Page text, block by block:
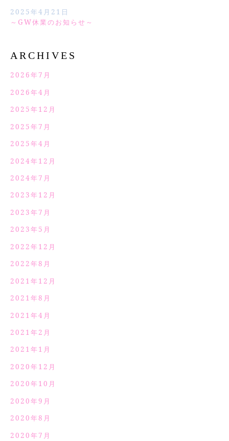
～GW休業のお知らせ～
2025年4月21日
ARCHIVES
2026年7月
2026年4月
2025年12月
2025年7月
2025年4月
2024年12月
2024年7月
2023年12月
2023年7月
2023年5月
2022年12月
2022年8月
2021年12月
2021年8月
2021年4月
2021年2月
2021年1月
2020年12月
2020年10月
2020年9月
2020年8月
2020年7月